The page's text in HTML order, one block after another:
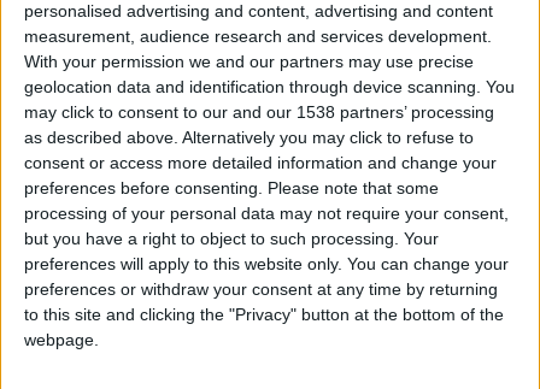
personalised advertising and content, advertising and content
measurement, audience research and services development.
With your permission we and our partners may use precise
geolocation data and identification through device scanning. You
may click to consent to our and our 1538 partners’ processing
as described above. Alternatively you may click to refuse to
consent or access more detailed information and change your
preferences before consenting. Please note that some
processing of your personal data may not require your consent,
but you have a right to object to such processing. Your
preferences will apply to this website only. You can change your
preferences or withdraw your consent at any time by returning
to this site and clicking the "Privacy" button at the bottom of the
webpage.
Monaco deux ans plus tard ? Les informations les plus
alarmistes indiquent que tous les joueurs sont susceptibles de
partir afin de faire rentrer de la devise fraîche dans les caisses
mais peu d’offres semblent être parvenues sur le bureau des
dirigeants monégasques.
D’aprèsFoot Mercato, Besiktas en aurait formulé une pour
Thilo Kehrer. Elle s’élèverait à 10 millions d’euros, dont deux
de bonus. Mais selon le journaliste indépendant Marc
Mechenoua, Monaco attendrait beaucoup plus d’argent pour
son vice-capitaine, ce que le club turc ne semble pas disposé
à faire.